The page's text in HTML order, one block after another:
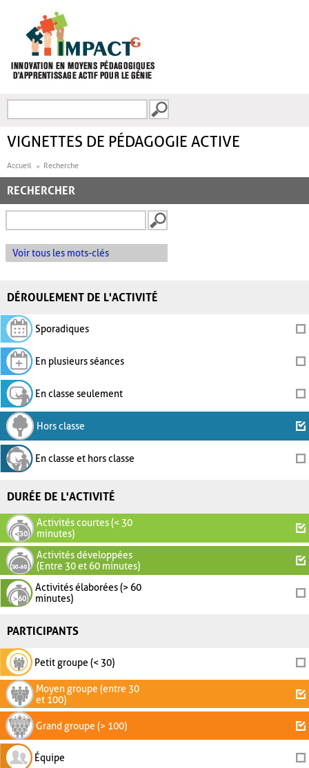
FORMULAIRE DE
VIGNETTES DE PÉDAGOGIE ACTIVE
Accueil Recherche
RECHERCHER
Voir tous les mots-clés
DÉROULEMENT DE L'ACTIVITÉ
Sporadiques
En plusieurs séances
En classe seulement
Hors classe
En classe et hors classe
DURÉE DE L'ACTIVITÉ
Activités courtes (< 30
minutes)
Activités développées
(Entre 30 et 60 minutes)
Activités élaborées (> 60
minutes)
PARTICIPANTS
Petit groupe (< 30)
Moyen groupe (entre 30
et 100)
Grand groupe (> 100)
Équipe